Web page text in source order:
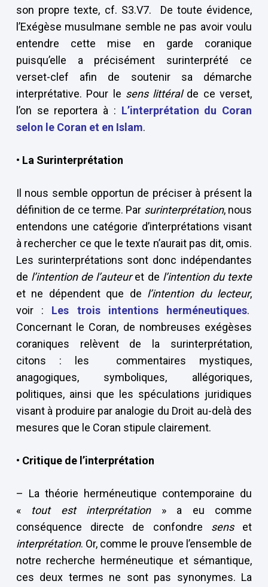
son propre texte, cf. S3.V7. De toute évidence,
l’Exégèse musulmane semble ne pas avoir voulu
entendre cette mise en garde coranique
puisqu’elle a précisément surinterprété ce
verset-clef afin de soutenir sa démarche
interprétative. Pour le sens littéralde ce verset,
l’on se reportera à : L’interprétation du Coran
selon le Coran et en Islam.
• La Surinterprétation
Il nous semble opportun de préciser à présent la
définition de ce terme. Par surinterprétation, nous
entendons une catégorie d’interprétations visant
à rechercher ce que le texte n’aurait pas dit, omis.
Les surinterprétations sont donc indépendantes
de l’intention de l’auteuret de l’intention du texte
et ne dépendent que de l’intention du lecteur,
voir : Les trois intentions herméneutiques.
Concernant le Coran, de nombreuses exégèses
coraniques relèvent de la surinterprétation,
citons : les commentaires mystiques,
anagogiques, symboliques, allégoriques,
politiques, ainsi que les spéculations juridiques
visant à produire par analogie du Droit au-delà des
mesures que le Coran stipule clairement.
• Critique de l’interprétation
– La théorie herméneutique contemporaine du
« tout est interprétation» a eu comme
conséquence directe de confondre senset
interprétation. Or, comme le prouve l’ensemble de
notre recherche herméneutique et sémantique,
ces deux termes ne sont pas synonymes. La